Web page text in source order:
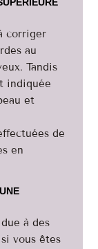
corriger
au
Tandis
indiquée
et
de
en
à des
vous êtes